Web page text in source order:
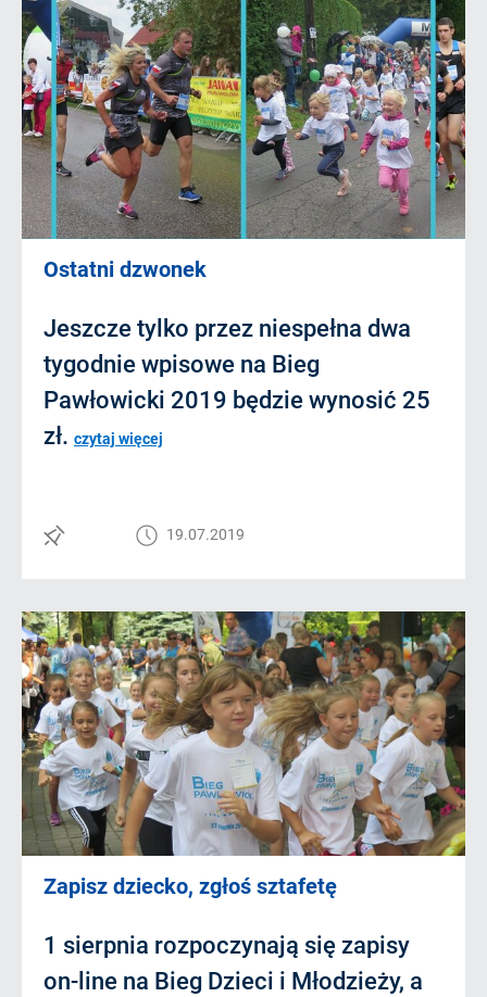
Ostatni dzwonek
Jeszcze tylko przez niespełna dwa
tygodnie wpisowe na Bieg
Pawłowicki 2019 będzie wynosić 25
zł. czytaj więcej
19.07.2019
Zapisz dziecko, zgłoś sztafetę
1 sierpnia rozpoczynają się zapisy
on-line na Bieg Dzieci i Młodzieży, a